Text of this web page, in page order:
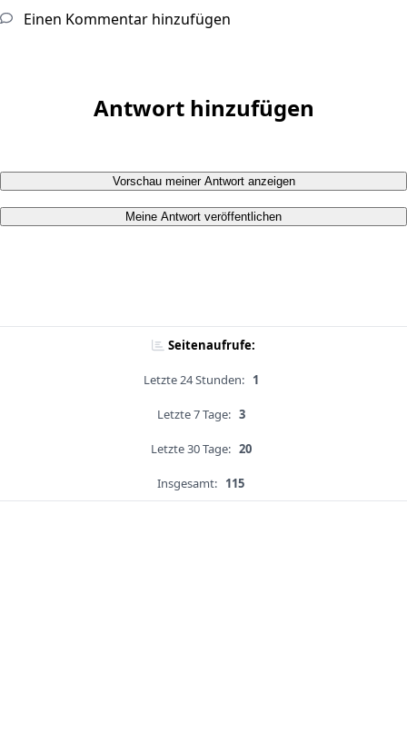
Einen Kommentar hinzufügen
Antwort hinzufügen
Vorschau meiner Antwort anzeigen
Meine Antwort veröffentlichen
Seitenaufrufe:
Letzte 24 Stunden: 1
Letzte 7 Tage: 3
Letzte 30 Tage: 20
Insgesamt: 115